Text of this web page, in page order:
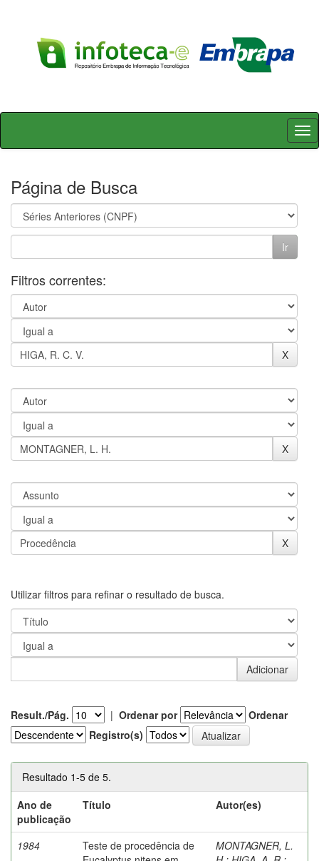
Skip
Página de Busca
Filtros correntes:
Utilizar filtros para refinar o resultado de busca.
Result./Pág. | Ordenar por
Ordenar
Registro(s)
Resultado 1-5 de 5.
Ano de
publicação
Título Autor(es)
1984
Teste de procedência de
MONTAGNER, L.